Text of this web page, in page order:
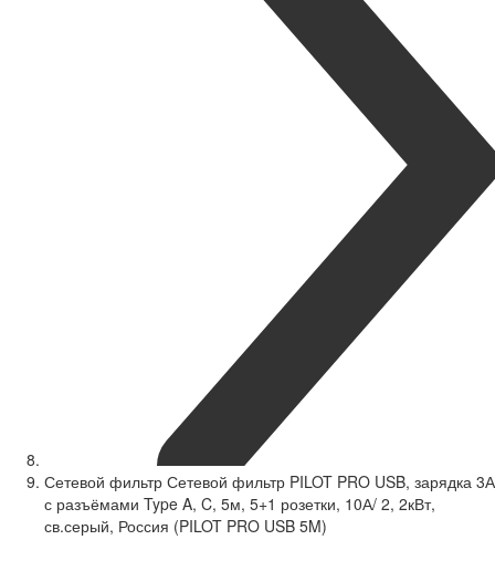
Сетевой фильтр Сетевой фильтр PILOT PRO USB, зарядка 3А
с разъёмами Type A, C, 5м, 5+1 розетки, 10А/ 2, 2кВт,
св.серый, Россия (PILOT PRO USB 5M)